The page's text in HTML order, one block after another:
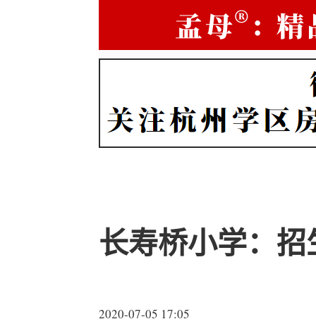
长寿桥小学：
2020-07-05 17:05